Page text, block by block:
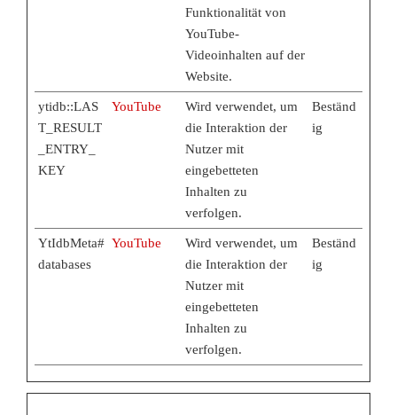
Funktionalität von
YouTube-
Videoinhalten auf der
Website.
ytidb::LAS
T_RESULT
_ENTRY_
KEY
YouTube
Wird verwendet, um
die Interaktion der
Nutzer mit
eingebetteten
Inhalten zu
verfolgen.
Beständ
ig
YtIdbMeta#
databases
YouTube
Wird verwendet, um
die Interaktion der
Nutzer mit
eingebetteten
Inhalten zu
verfolgen.
Beständ
ig